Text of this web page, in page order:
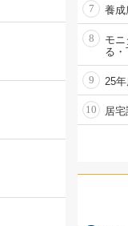
7 養成
8
モ
る・
9 25
10 居